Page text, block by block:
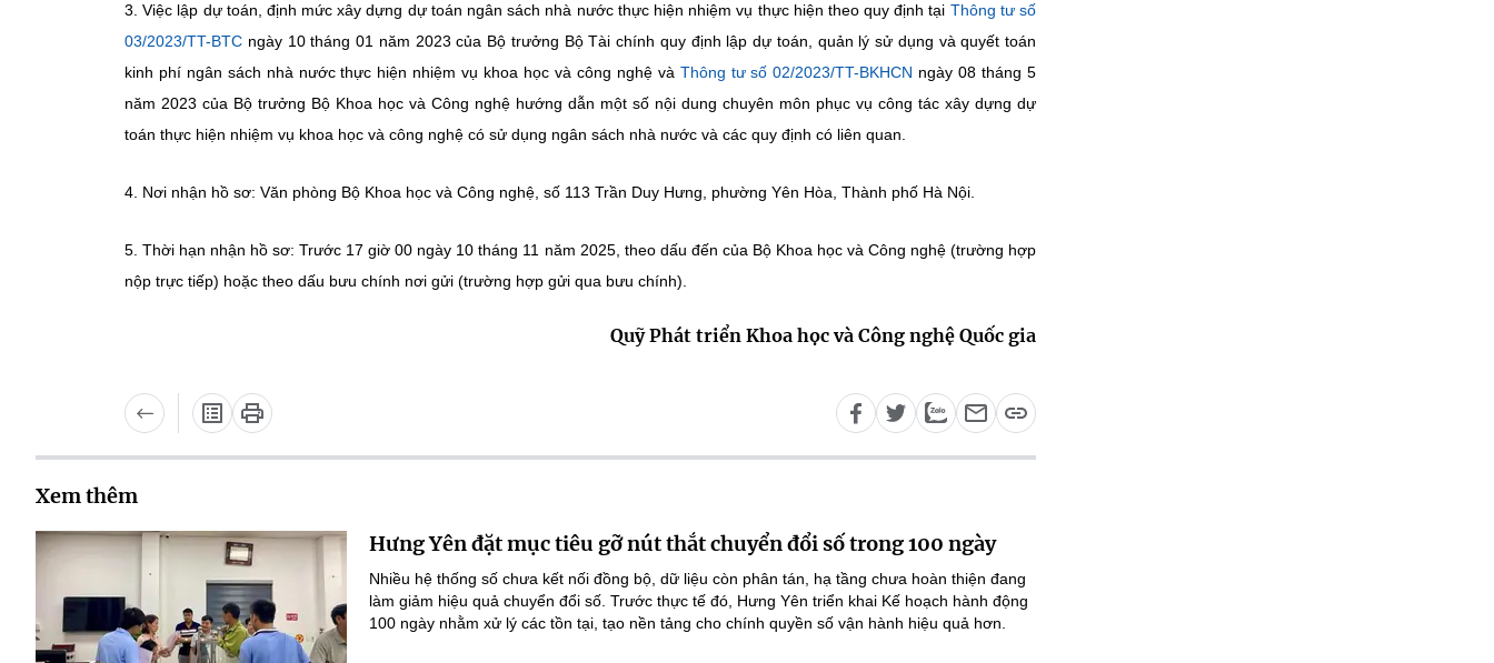
3. Việc lập dự toán, định mức xây dựng dự toán ngân sách nhà nước thực hiện nhiệm vụ thực hiện theo quy định tại Thông tư số
03/2023/TT-BTC ngày 10 tháng 01 năm 2023 của Bộ trưởng Bộ Tài chính quy định lập dự toán, quản lý sử dụng và quyết toán
kinh phí ngân sách nhà nước thực hiện nhiệm vụ khoa học và công nghệ và Thông tư số 02/2023/TT-BKHCN ngày 08 tháng 5
năm 2023 của Bộ trưởng Bộ Khoa học và Công nghệ hướng dẫn một số nội dung chuyên môn phục vụ công tác xây dựng dự
toán thực hiện nhiệm vụ khoa học và công nghệ có sử dụng ngân sách nhà nước và các quy định có liên quan.
4. Nơi nhận hồ sơ: Văn phòng Bộ Khoa học và Công nghệ, số 113 Trần Duy Hưng, phường Yên Hòa, Thành phố Hà Nội.
5. Thời hạn nhận hồ sơ: Trước 17 giờ 00 ngày 10 tháng 11 năm 2025, theo dấu đến của Bộ Khoa học và Công nghệ (trường hợp
nộp trực tiếp) hoặc theo dấu bưu chính nơi gửi (trường hợp gửi qua bưu chính).
Quỹ Phát triển Khoa học và Công nghệ Quốc gia
Xem thêm
Hưng Yên đặt mục tiêu gỡ nút thắt chuyển đổi số trong 100 ngày
Nhiều hệ thống số chưa kết nối đồng bộ, dữ liệu còn phân tán, hạ tầng chưa hoàn thiện đang
làm giảm hiệu quả chuyển đổi số. Trước thực tế đó, Hưng Yên triển khai Kế hoạch hành động
100 ngày nhằm xử lý các tồn tại, tạo nền tảng cho chính quyền số vận hành hiệu quả hơn.